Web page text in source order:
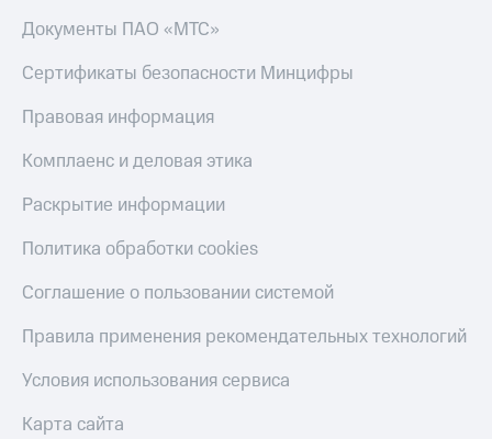
Документы ПАО «МТС»
Сертификаты безопасности Минцифры
Правовая информация
Комплаенс и деловая этика
Раскрытие информации
Политика обработки cookies
Соглашение о пользовании системой
Правила применения рекомендательных технологий
Условия использования сервиса
Карта сайта